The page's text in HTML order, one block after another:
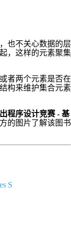
也不关心数据的层
，这样的元素聚集
者两个元素是否在
构来维护集合元素
程序设计竞赛 - 基
的图片了解该图书
S